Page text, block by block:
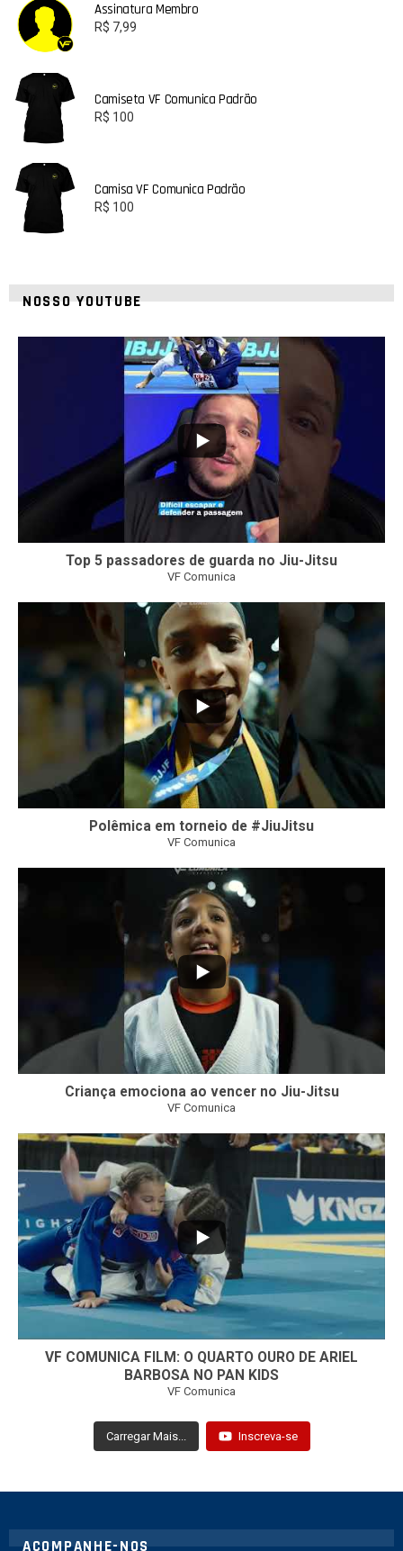
Assinatura Membro
R$ 7,99
Camiseta VF Comunica Padrão
R$ 100
Camisa VF Comunica Padrão
R$ 100
NOSSO YOUTUBE
Top 5 passadores de guarda no Jiu-Jitsu
VF Comunica
Polêmica em torneio de #JiuJitsu
VF Comunica
Criança emociona ao vencer no Jiu-Jitsu
VF Comunica
...
VF COMUNICA FILM: O QUARTO OURO DE ARIEL
BARBOSA NO PAN KIDS
VF Comunica
Carregar Mais... Inscreva-se
ACOMPANHE-NOS